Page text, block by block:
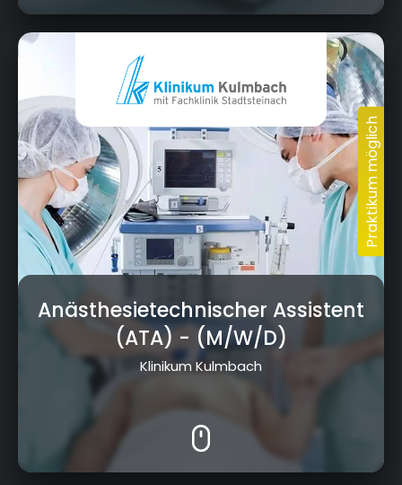
Anästhesietechnischer Assistent
(ATA) - (M/W/D)
Klinikum Kulmbach